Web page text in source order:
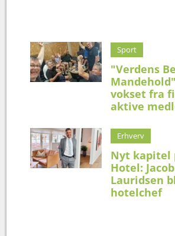
Sport
"Verdens
vokset fra
aktive
Erhverv
Nyt kapitel
Hotel:
Lauridsen
hotelchef